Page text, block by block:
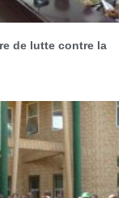
de lutte contre la